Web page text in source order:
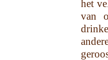
het
van